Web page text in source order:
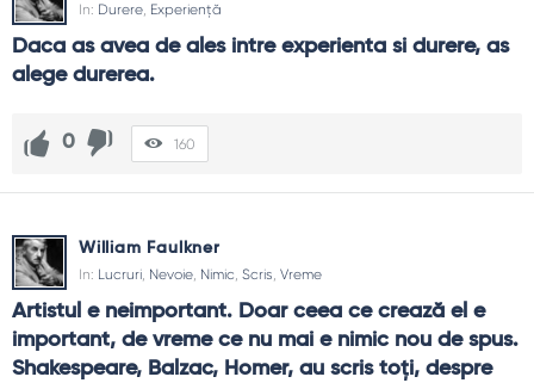
In: Durere, Experiență
Daca as avea de ales intre experienta si durere, as
alege durerea.
0 160
William Faulkner
In: Lucruri, Nevoie, Nimic, Scris, Vreme
Artistul e neimportant. Doar ceea ce crează el e
important, de vreme ce nu mai e nimic nou de spus.
Shakespeare, Balzac, Homer, au scris toţi, despre